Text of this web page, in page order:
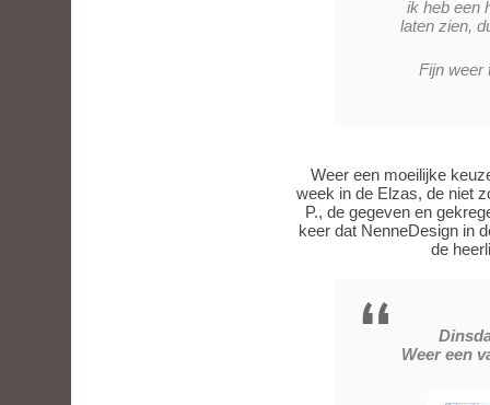
ik heb een
laten zien,
Fijn weer
Weer een moeilijke
week in de Elzas, de niet
P., de gegeven en
keer dat NenneDesign in
de
Weer een